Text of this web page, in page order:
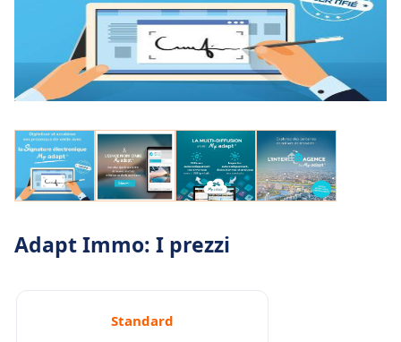
Adapt Immo: I prezzi
Standard